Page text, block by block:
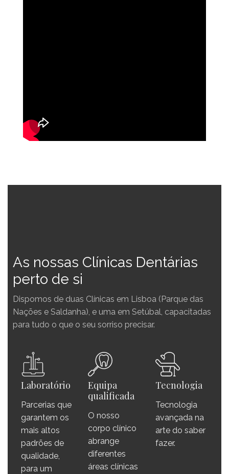
As nossas Clínicas Dentárias
perto de si
Dispomos de duas Clínicas em Lisboa (Parque das
Nações e Saldanha), e uma em Setúbal, capacitadas
para tudo o que o seu sorriso precisar.
Laboratório
Parcerias que
garantem os
mais altos
padrões de
qualidade,
para um
Equipa
qualificada
O nosso
corpo clínico
abrange
diferentes
áreas clínicas
Tecnologia
Tecnologia
avançada na
arte do saber
fazer.